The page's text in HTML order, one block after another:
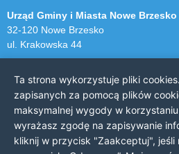
Urząd Gminy i Miasta Nowe Brzesko
32-120 Nowe Brzesko
ul. Krakowska 44
Telefon: 12 385
Faks: 12 385
Email:
Ta strona wykorzystuje pliki
zapisanych za pomocą plików
maksymalnej wygody w
wyrażasz zgodę na zapisywanie
kliknij w przycisk "Zaakceptuj",